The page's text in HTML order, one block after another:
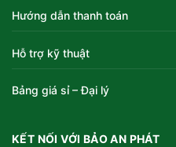
Hướng dẫn thanh toán
Hỗ trợ kỹ thuật
Bảng giá sỉ – Đại lý
KẾT NỐI VỚI BẢO AN PHÁT